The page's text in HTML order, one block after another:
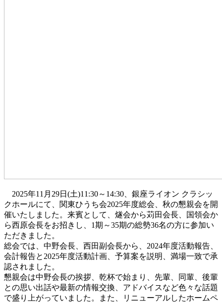
2025年11月29日(土)11:30～14:30、銀座ライオン クラシッ
クホールにて、関東ひうち会2025年度総会、秋の懇親会を開
催いたしました。来賓として、燧会から苅田会長、国領会か
ら西原会長をお招きし、1期～35期の総勢36名の方に参加い
ただきました。
総会では、中野会長、西田副会長から、2024年度活動報告、
会計報告と2025年度活動計画、予算案を説明、満場一致で承
認されました。
懇親会は中野会長の挨拶、乾杯で始まり、先輩、同輩、後輩
との思い出話や最新の情報交換、アドバイスなど色々な話題
で盛り上がっていました。また、リニューアルしたホームペ